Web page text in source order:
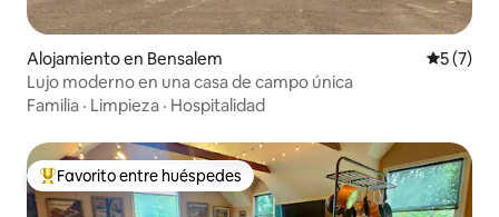
Alojamiento en Bensalem
5 (7)
Lujo moderno en una casa de campo única
Familia · Limpieza · Hospitalidad
Favorito entre los huéspedes más destacados
Favorito entre huéspedes